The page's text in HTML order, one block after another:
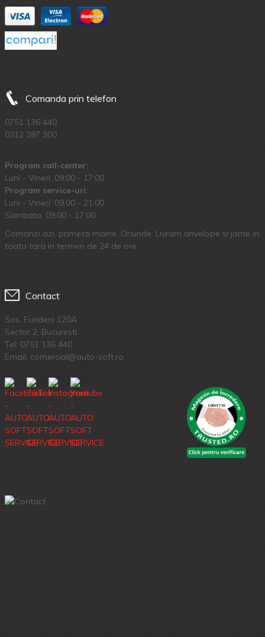
Comanda prin telefon
0751 136 440
0312 287 300
Program call-center:
Luni - Vineri: 09:00 - 17:00
Program service-uri:
Luni - Vineri: 09.00 - 21:00
Sambata: 09:00 - 17:00
Comanzi azi, primesti maine. Oriunde. Livram anvelope si jante in
toata tara in termen de 24 de ore.
Contact
Sos. Fundeni 120A
Sector 2, Bucuresti
Tel: 0751 136 440
Email: comercial@auto-soft.ro